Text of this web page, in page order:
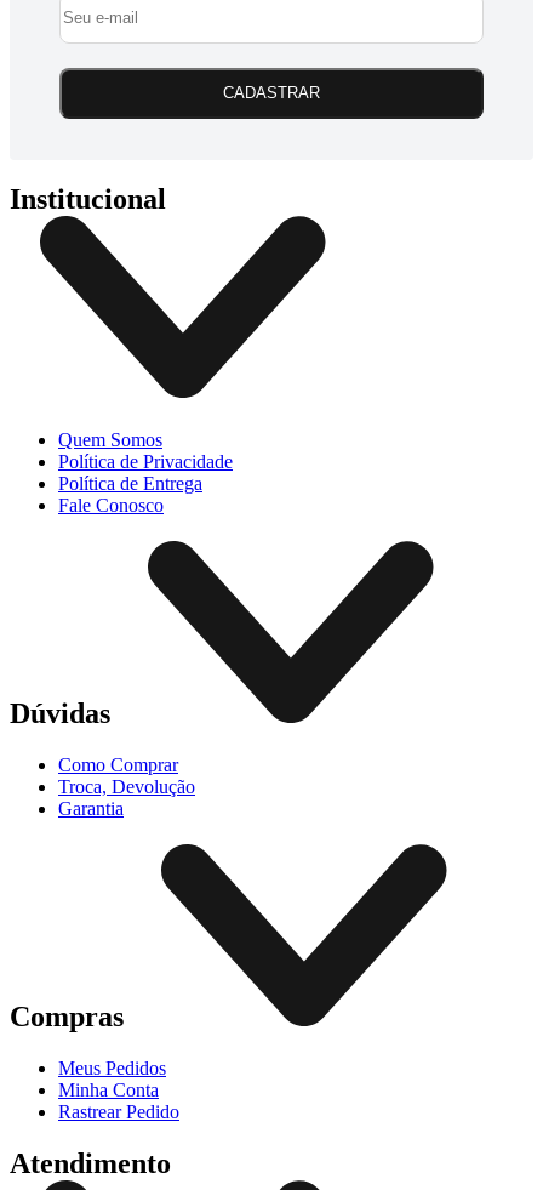
CADASTRAR
Institucional
Quem Somos
Política de Privacidade
Política de Entrega
Fale Conosco
Dúvidas
Como Comprar
Troca, Devolução
Garantia
Compras
Meus Pedidos
Minha Conta
Rastrear Pedido
Atendimento